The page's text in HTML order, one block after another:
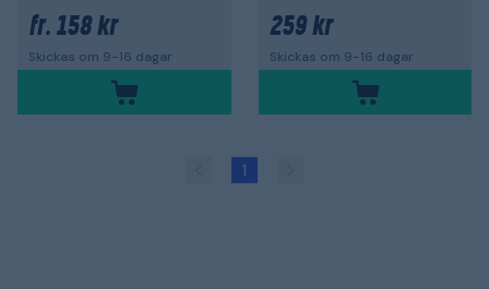
fr. 158 kr
Skickas om 9-16 dagar
259 kr
Skickas om 9-16 dagar
1